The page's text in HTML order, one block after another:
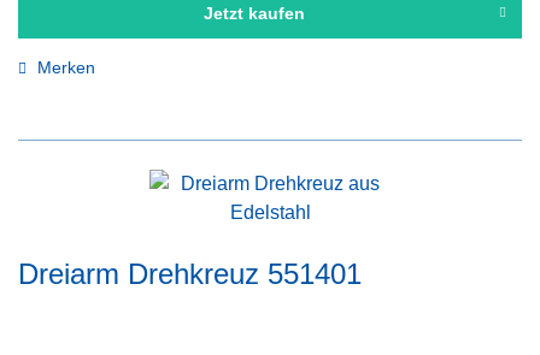
Jetzt kaufen
Merken
Dreiarm Drehkreuz 551401